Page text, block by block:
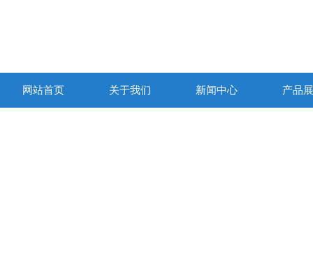
网站首页 关于我们 新闻中心 产品